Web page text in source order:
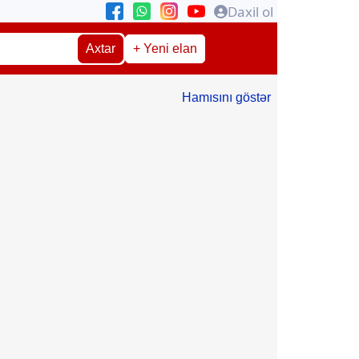
Daxil ol
Axtar + Yeni elan
Hamısını göstər